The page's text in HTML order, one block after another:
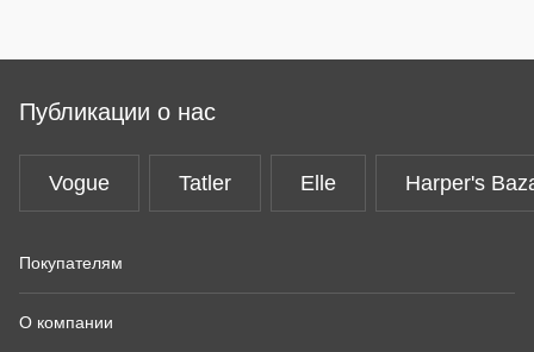
Публикации о нас
Vogue Tatler Elle Harper's
Покупателям
О компании